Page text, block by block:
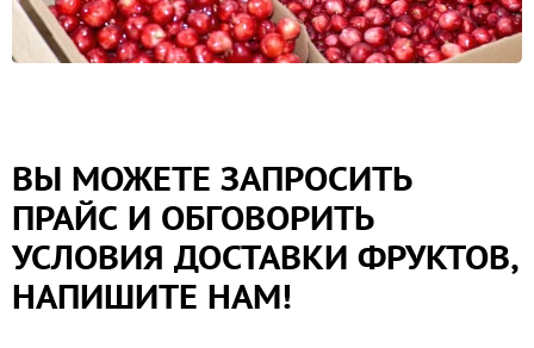
ВЫ МОЖЕТЕ ЗАПРОСИТЬ
ПРАЙС И ОБГОВОРИТЬ
УСЛОВИЯ ДОСТАВКИ ФРУКТОВ,
НАПИШИТЕ НАМ!